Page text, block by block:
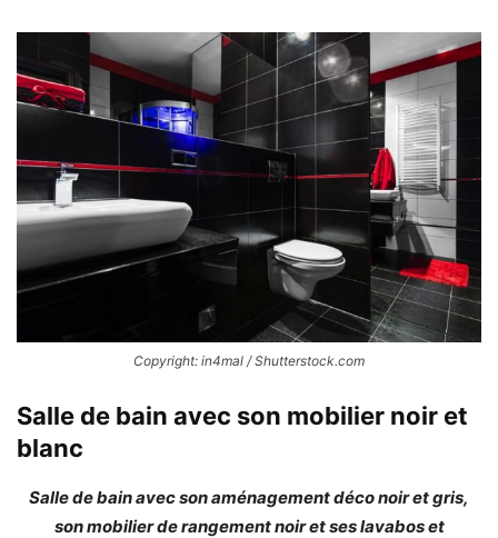
Copyright: in4mal / Shutterstock.com
Salle de bain avec son mobilier noir et
blanc
Salle de bain avec son aménagement déco noir et gris,
son mobilier de rangement noir et ses lavabos et